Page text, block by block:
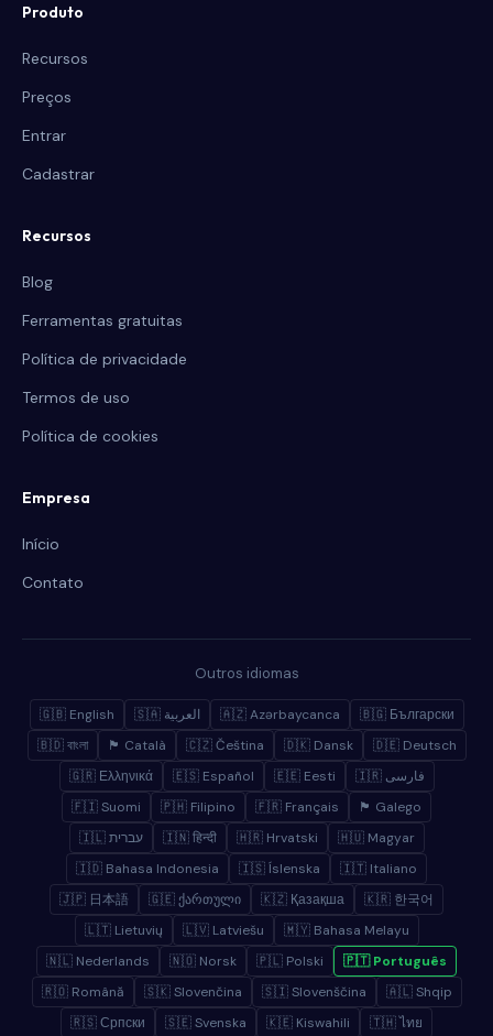
Produto
Recursos
Preços
Entrar
Cadastrar
Recursos
Blog
Ferramentas gratuitas
Política de privacidade
Termos de uso
Política de cookies
Empresa
Início
Contato
Outros idiomas
🇬🇧 English 🇸🇦 العربية 🇦🇿 Azərbaycanca
🇧🇬 Български
🇧🇩 বাংলা
🏴 Català 🇨🇿 Čeština 🇩🇰 Dansk
🇩🇪 Deutsch
🇬🇷 Ελληνικά
🇪🇸 Español 🇪🇪 Eesti
🇮🇷 فارسی
🇫🇮 Suomi
🇵🇭 Filipino 🇫🇷 Français
🏴 Galego
🇮🇱 עברית
🇮🇳 हिन्दी 🇭🇷 Hrvatski
🇭🇺 Magyar
🇮🇩 Bahasa Indonesia
🇮🇸 Íslenska
🇮🇹 Italiano
🇯🇵 日本語
🇬🇪 ქართული 🇰🇿 Қазақша
🇰🇷 한국어
🇱🇹 Lietuvių
🇱🇻 Latviešu
🇲🇾 Bahasa Melayu
🇳🇱 Nederlands
🇳🇴 Norsk 🇵🇱 Polski
🇵🇹 Português
🇷🇴 Română
🇸🇰 Slovenčina 🇸🇮 Slovenščina
🇦🇱 Shqip
🇷🇸 Српски
🇸🇪 Svenska 🇰🇪 Kiswahili 🇹🇭 ไทย